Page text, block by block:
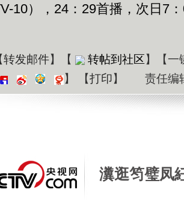
10），24：29首播，次日7
转发邮件】 【 转帖到社区】【
】
【打印】 责任编
瀵逛笉璧凤